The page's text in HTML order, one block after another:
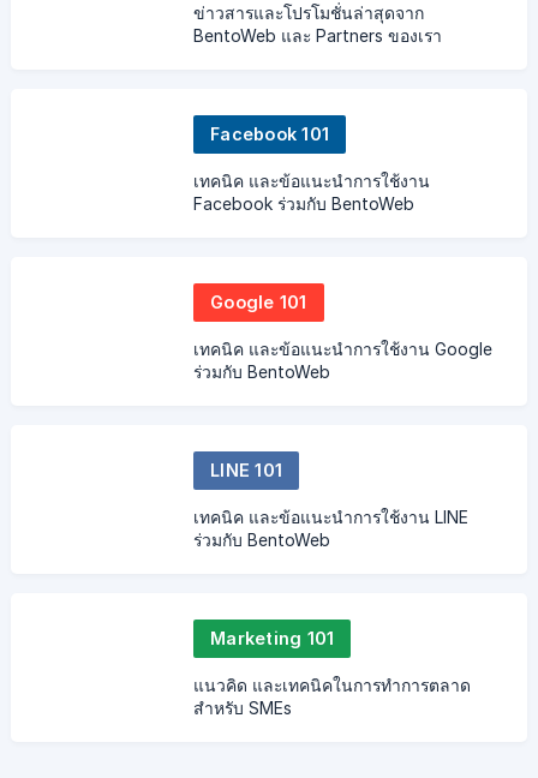
ข่าวสารและโปรโมชั่นล่าสุดจาก
BentoWeb และ Partners ของเรา
Facebook 101
เทคนิค และข้อแนะนำการใช้งาน
Facebook ร่วมกับ BentoWeb
Google 101
เทคนิค และข้อแนะนำการใช้งาน Google
ร่วมกับ BentoWeb
LINE 101
เทคนิค และข้อแนะนำการใช้งาน LINE
ร่วมกับ BentoWeb
Marketing 101
แนวคิด และเทคนิคในการทำการตลาด
สำหรับ SMEs